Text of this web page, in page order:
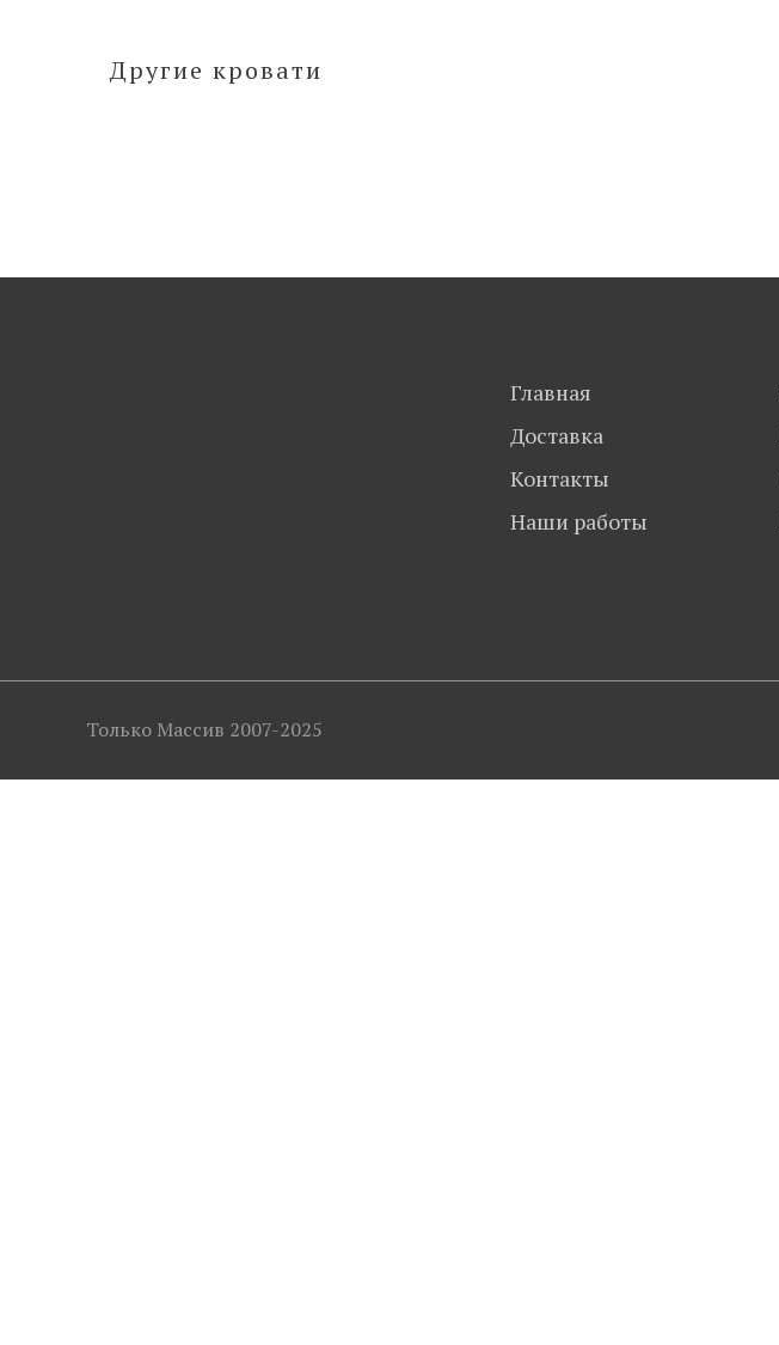
Другие кровати
Главная
Доставка
Контакты
Наши работы
Только Массив 2007-2025